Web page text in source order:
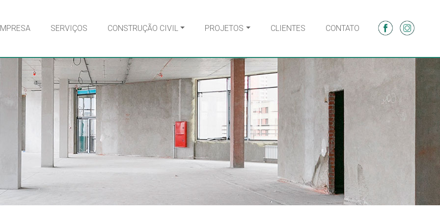
SERVIÇOS CONSTRUÇÃO CIVIL PROJETOS CLIENTES CONTATO